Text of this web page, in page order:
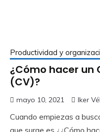
Productividad y
¿Cómo hacer un
(CV)?
mayo 10, 2021 Iker
Cuando empiezas a
que surge es ¿¿Cómo